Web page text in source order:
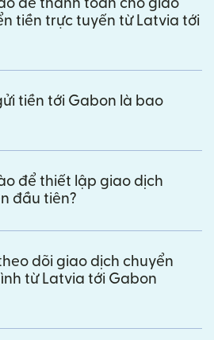
để thanh toán cho giao
tiền trực tuyến từ Latvia tới
tiền tới Gabon là bao
để thiết lập giao dịch
đầu tiên?
dõi giao dịch chuyển
từ Latvia tới Gabon